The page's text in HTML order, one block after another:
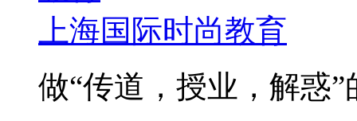
上海国际时尚教育
做“传道，授业，解惑”